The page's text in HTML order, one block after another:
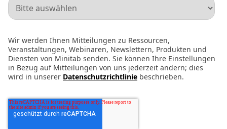
Wir werden Ihnen Mitteilungen zu Ressourcen,
Veranstaltungen, Webinaren, Newslettern, Produkten und
Diensten von Minitab senden. Sie können Ihre Einstellungen
in Bezug auf Mitteilungen von uns jederzeit ändern; dies
wird in unserer Datenschutzrichtlinie beschrieben.